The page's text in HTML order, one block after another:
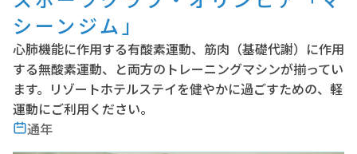
シーンジム」
心肺機能に作用する有酸素運動、筋肉（基礎代謝）に作用
する無酸素運動、と両方のトレーニングマシンが揃ってい
ます。リゾートホテルステイを健やかに過ごすための、軽
運動にご利用ください。
通年